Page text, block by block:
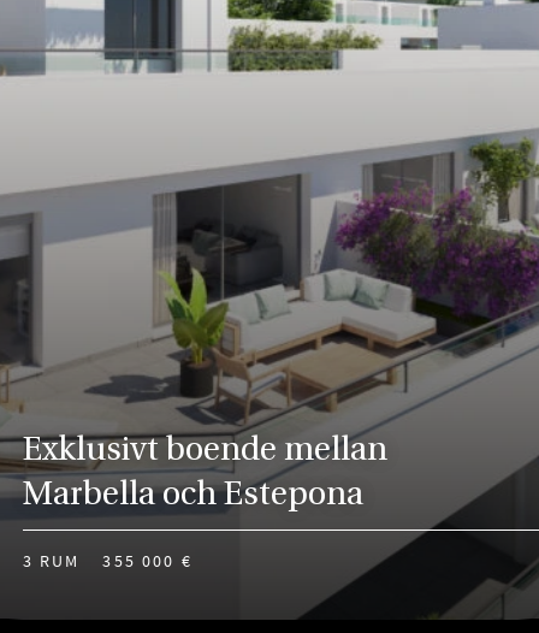
Exklusivt boende mellan
Marbella och Estepona
3 RUM 355 000 €